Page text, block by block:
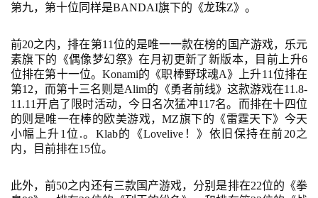
第九，第十位同样是BANDAI旗下的《龙珠Z》。
前20之内，排在第11位的是唯一一款在榜的国产游戏，乐元
素旗下的《偶像梦幻祭》在月初更新了新版本，目前上升6
位排在第十一位。Konami的《职棒野球魂A》上升11位排在
第12，而第十三名则是Alim的《勇者前线》这款游戏在11.8-
11.11开启了限时活动，今日名次猛冲117名。而排在十四位
的则是唯一在棒的欧美游戏，MZ旗下的《雷霆天下》今天
小幅上升1位.。Klab的《Lovelive！》依旧保持在前20之
内，目前排在15位。
此外，前50之内还有三款国产游戏，分别是排在22位的《拳